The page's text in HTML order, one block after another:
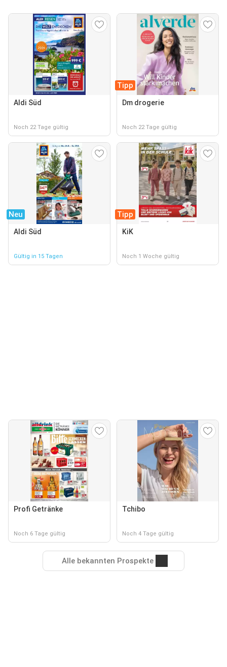
Aldi Süd
Noch 22 Tage gültig
Tipp
Dm drogerie
Noch 22 Tage gültig
Neu
Aldi Süd
Gültig in 15 Tagen
Tipp
KiK
Noch 1 Woche gültig
Profi Getränke
Noch 6 Tage gültig
Tchibo
Noch 4 Tage gültig
Alle bekannten Prospekte